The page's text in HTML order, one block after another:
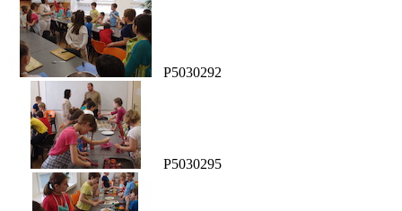
P5030292
P5030295